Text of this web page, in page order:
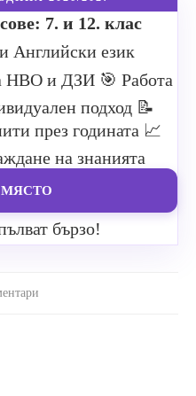
7. и 12. клас
Английски език
НВО и ДЗИ 🎯 Работа
подход 📝
през годината 📈
на знанията
МЯСТО
бързо!